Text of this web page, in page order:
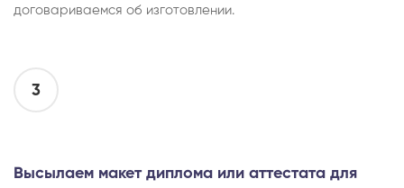
договариваемся об изготовлении.
3
Высылаем макет диплома или аттестата для